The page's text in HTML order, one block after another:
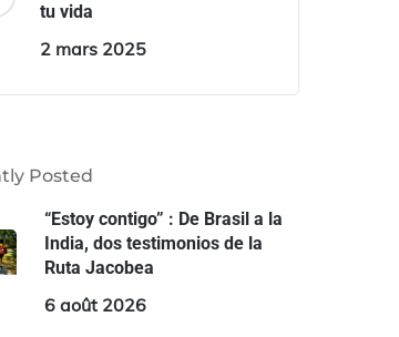
tu vida
2 mars 2025
Posted
“Estoy contigo” : De Brasil a la
India, dos testimonios de la
Ruta Jacobea
6 août 2026